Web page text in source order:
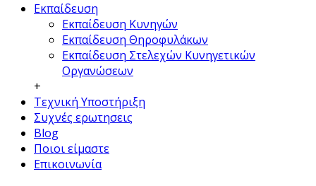
Εκπαίδευση
Εκπαίδευση Κυνηγών
Εκπαίδευση Θηροφυλάκων
Εκπαίδευση Στελεχών Κυνηγετικών
Οργανώσεων
+
Τεχνική Υποστήριξη
Συχνές ερωτησεις
Blog
Ποιοι είμαστε
Επικοινωνία